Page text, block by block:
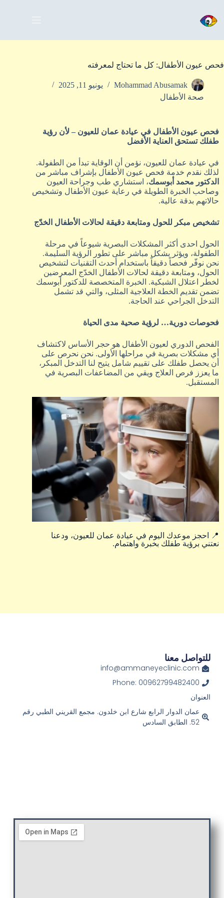
فحص عيون الأطفال: كل ما تحتاج لمعرفته
Mohammad Abusamak
يونيو 11, 2025
صحة الأطفال
فحص عيون الأطفال في عيادة عمان للعيون – لأن رؤية
طفلك تستحق العناية الأفضل
في عيادة عمان للعيون، نؤمن أن الوقاية تبدأ من الطفولة.
لذلك نقدم خدمة فحص عيون الأطفال بإشراف مباشر من
الدكتور محمد أبوسمك، استشاري طب وجراحة العيون
وصاحب الخبرة الطويلة في رعاية عيون الأطفال وتشخيص
حالاتهم بدقة عالية.
تشخيص مبكر للحول ومتابعة دقيقة لحالات الأطفال الخدّج
الحول احدى أكثر المشكلات البصرية شيوعاً في مرحلة
الطفولة، ويؤثر بشكل مباشر على تطور الرؤية السليمة.
نحن نوفّر فحصاً دقيقاً باستخدام أحدث التقنيات لتشخيص
الحول، ومتابعة دقيقة لحالات الأطفال الخدّج المعرضين
لخطر اعتلال الشبكية. الخبرة المتخصصة للدكتور أبوسمك
تضمن تقديم الخطة العلاجية المثلى، والتي قد تشمل
التدخل الجراحي عند الحاجة.
فحوصات دورية… لرؤية صحية مدى الحياة
الفحص الدوري لعيون الأطفال هو حجر الأساس لاكتشاف
أي مشكلات بصرية في مراحلها الأولى. نحن نحرص على
أن يحصل طفلك على تقييم شامل يتيح لنا التدخل المبكر،
ما يعزز فرص العلاج ويقي من المضاعفات البصرية في
المستقبل.
📍 احجز موعدك اليوم في عيادة عمان للعيون، ودعنا
نعتني برؤية طفلك بخبرة واهتمام.
للتواصل معنا
info@ammaneyeclinic.com
Phone: 00962799482400
العنوان
عمان الدوار الرابع شارع ابن خلدون. مجمع القريني الطبي رقم
52. الطابق السادس